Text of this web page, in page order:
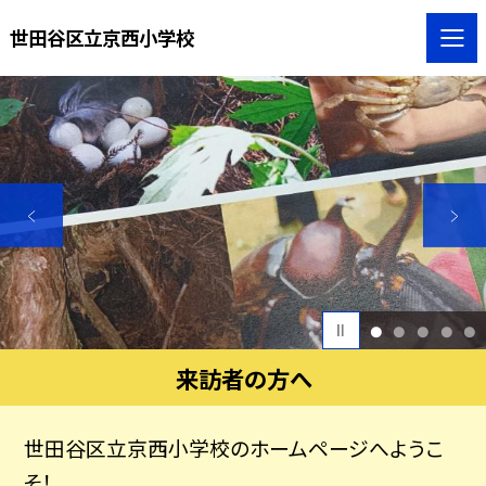
世田谷区立京西小学校
1 2 3 4 5
来訪者の方へ
世田谷区立京西小学校のホームページへようこ